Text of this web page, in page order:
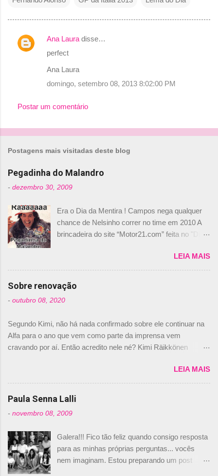
C
i
s
Ana Laura disse…
perfect
Ana Laura
domingo, setembro 08, 2013 8:02:00 PM
Postar um comentário
Postagens mais visitadas deste blog
Pegadinha do Malandro
- dezembro 30, 2009
Era o Dia da Mentira ! Campos nega qualquer
chance de Nelsinho correr no time em 2010 A
brincadeira do site “Motor21.com” feita no "Día
de abril –, afirmando que Nelson Piquet havia
comprado 15% das ações da Campos, dando,
com isso, um lugar no time a Nelsinho Piquet,
foi esclarecida de uma vez por todas por
Daniele Audetto, diretor da escuderia. O
não será o companheiro de Bruno Senna em
2010. "Na verdade, nós recebemos uma oferta
de Piquet", admitiu Audetto. “Mas depois de ter
dois brasileiros”, explicou, dizendo ainda que
não tem nada contra o filho do tricampeão
Nelson Piquet. “Ele é um bom piloto, rápido e
experiente.” Audetto disse ainda que a suposta
não corresponde à realidade. “O suposto 15%
de investimento seria menor do que aquilo que
outros pilotos podem trazer: italianos, r...
LEIA MAIS
Sobre renovação
- outubro 08, 2020
Segundo Kimi, não há nada confirmado sobre ele continuar na
Alfa para o ano que vem como parte da imprensa vem
cravando por aí. Então acredito nele né? Kimi Räikkönen
truth but I’ve never had an option in my contract so that’s
should, pretty much, tell you that it’s not true." #Kimi7 #EifelGP
#AlfaRomeoRacing pic.twitter.com/77EDVn39Ia — Kimi
Romain falando sobre o fato do Iceman estar há tantos anos na
@RGrosjean ! #EifelGP 🇩🇪 #F1
pic.twitter.com/GSAu1LWnwW — Formula 1 (@F1) October 8,
2020 Beijinhos, Ludy
LEIA MAIS
Paula Senna Lalli
- novembro 08, 2009
Galera!!! Fico tão feliz quando consigo resposta
para as minhas próprias perguntas... vocês
nem imaginam. Estou preparando um post